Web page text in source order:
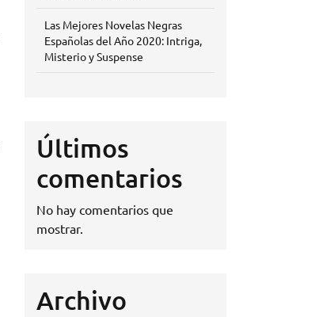
Las Mejores Novelas Negras
Españolas del Año 2020: Intriga,
Misterio y Suspense
Últimos
comentarios
No hay comentarios que
mostrar.
Archivo